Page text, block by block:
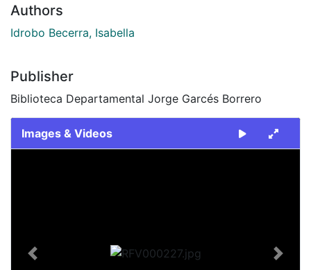
Authors
Idrobo Becerra, Isabella
Publisher
Biblioteca Departamental Jorge Garcés Borrero
Images & Videos
Previous Next